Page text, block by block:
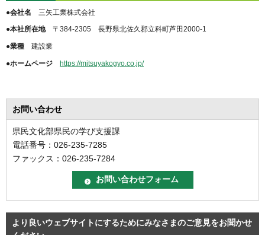
●会社名 三矢工業株式会社
●本社所在地〒384-2305 長野県北佐久郡立科町芦田2000-1
●業種 建設業
●ホームページ https://mitsuyakogyo.co.jp/
お問い合わせ
県民文化部県民の学び支援課
電話番号：026-235-7285
ファックス：026-235-7284
より良いウェブサイトにするためにみなさまのご意見をお聞かせ